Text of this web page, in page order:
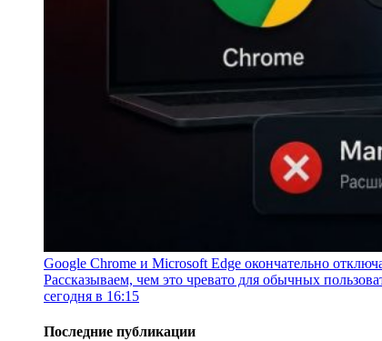
Google Chrome и Microsoft Edge окончательно
Рассказываем, чем это чревато для обычных
сегодня в 16:15
Последние публикации